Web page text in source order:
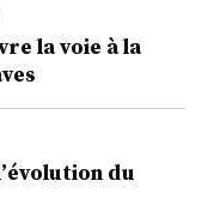
la voie à la
du